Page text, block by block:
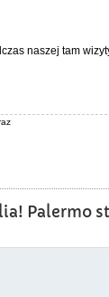
naszej tam
Palermo